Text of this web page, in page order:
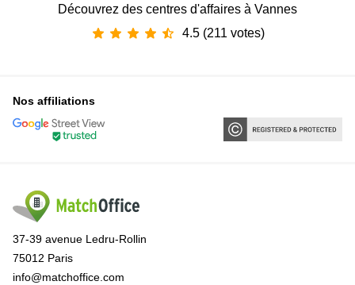
Découvrez des centres d'affaires à Vannes
4.5 (211 votes)
Nos affiliations
37-39 avenue Ledru-Rollin
75012 Paris
info@matchoffice.com